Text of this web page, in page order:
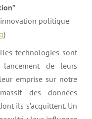
politique
)
technologies sont
de leurs
emprise sur notre
des données
ils s’acquittent. Un